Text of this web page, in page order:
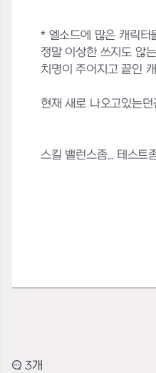
* 엘소드에 많은 캐릭터
정말 이상한 쓰지도 않
치명이 주어지고 끝인
현재 새로 나오고있는
스킬 밸런스좀... 테스트
3